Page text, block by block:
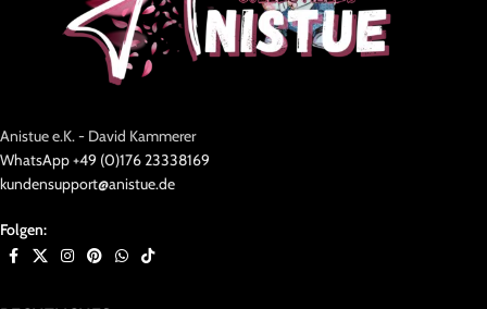
Anistue e.K. - David Kammerer
WhatsApp +49 (0)176 23338169
kundensupport@anistue.de
Folgen: